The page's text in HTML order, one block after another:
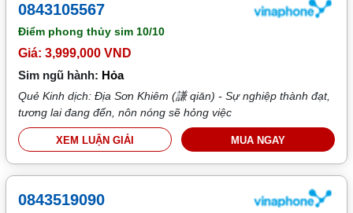
0843105567
Điểm phong thủy sim 10/10
Giá: 3,999,000 VND
Sim ngũ hành: Hỏa
Quẻ Kinh dịch: Địa Sơn Khiêm (謙 qiān) - Sự nghiệp thành đạt,
tương lai đang đến, nôn nóng sẽ hỏng việc
XEM LUẬN GIẢI MUA NGAY
0843519090